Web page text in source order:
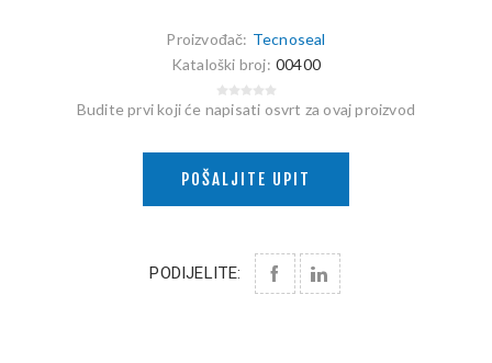
Proizvođač: Tecnoseal
Kataloški broj: 00400
Budite prvi koji će napisati osvrt za ovaj proizvod
POŠALJITE UPIT
PODIJELITE: